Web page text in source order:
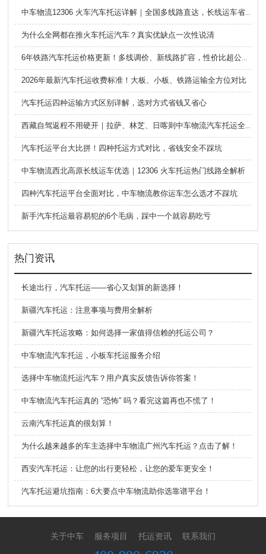
中车物流12306 火车汽车托运详解｜全国多线路直达，长线运车省心方案
为什么全网都在推火车托运汽车？真实优缺点一次性说清
6年铁路汽车托运价格更新！多线调价、新线路扩容，性价比超公路大板车
2026年最新汽车托运收费标准！大板、小板、铁路运输全方位对比
汽车托运四种运输方式区别详解，选对方式省钱又省心
西藏自驾返程不用硬开｜拉萨、林芝、日喀则中车物流汽车托运全指南
汽车托运平台大比拼！四种托运方式对比，省钱安全不踩坑
中车物流西北高原长线运车优选｜12306 火车托运热门线路全解析
四种汽车托运平台全面对比，中车物流教你运车怎么选才不踩坑
新手汽车托运最容易犯的6个毛病，踩中一个就容易吃亏
热门资讯
长途出行，汽车托运——省心又划算的新选择！
新疆汽车托运：注意事项与费用全解析
新疆汽车托运攻略：如何选择一家值得信赖的托运公司？
中车物流汽车托运，小板车托运服务介绍
选择中车物流托运汽车？用户真实反馈告诉你答案！
中车物流汽车托运真的 “恐怖” 吗？看完这篇再也不慌了！
云南汽车托运真的很划算！
为什么越来越多的车主选择中车物流广州汽车托运？点击了解！
西安汽车托运：让您的出行更轻松，让您的爱车更安全！
汽车托运避坑指南：6大要点中车物流助你选靠谱平台！
关于中车 服务项目 托运资讯 联系我们